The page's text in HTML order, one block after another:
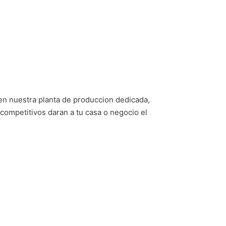
nuestra planta de produccion dedicada,
daran a tu casa o negocio el